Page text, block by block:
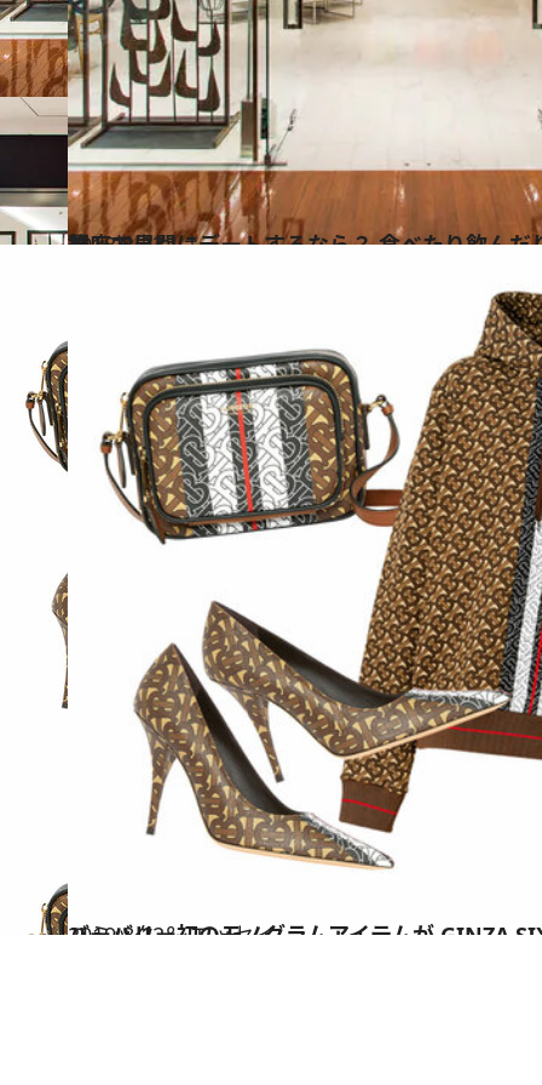
2018.8.23
銀座で昼間にデートするなら？ 食べたり飲んだりおすすめスポット3選
旅＆お出かけ
2019.8.12
バーバリー初のモノグラムアイテムが GINZA
コミック ＆ エッセイ